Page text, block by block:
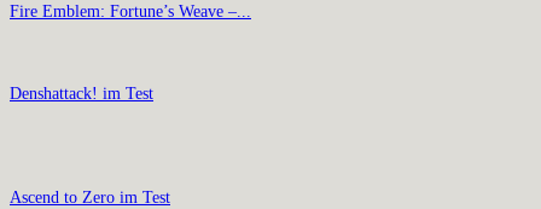
Fire Emblem: Fortune’s Weave –...
Denshattack! im Test
Ascend to Zero im Test